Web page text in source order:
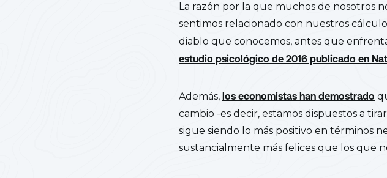
La razón por la que muchos de nosotros
sentimos relacionado con nuestros
diablo que conocemos, antes que
estudio psicológico de 2016 publicado en
Además, los economistas han demostrado
cambio -es decir, estamos dispuestos a
sigue siendo lo más positivo en términos
sustancialmente más felices que los que